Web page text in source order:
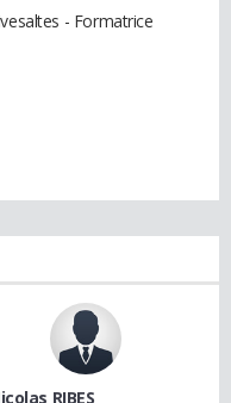
- Formatrice
RIBES